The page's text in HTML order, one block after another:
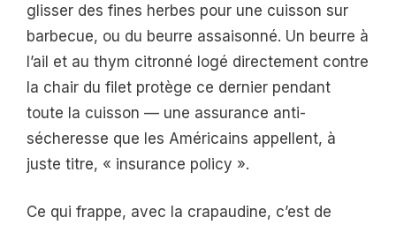
glisser des fines herbes pour une cuisson sur
barbecue, ou du beurre assaisonné. Un beurre à
l’ail et au thym citronné logé directement contre
la chair du filet protège ce dernier pendant
toute la cuisson — une assurance anti-
sécheresse que les Américains appellent, à
juste titre, « insurance policy ».
Ce qui frappe, avec la crapaudine, c’est de